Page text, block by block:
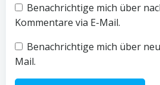
Benachrichtige mich über
Kommentare via E-Mail.
Benachrichtige mich über
Mail.